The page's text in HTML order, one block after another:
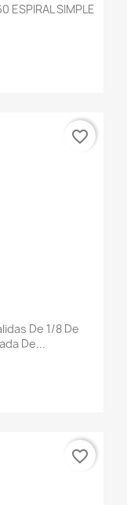
ESPIRAL SIMPLE
De 1/8 De
De...
favorite_border
favorite_border